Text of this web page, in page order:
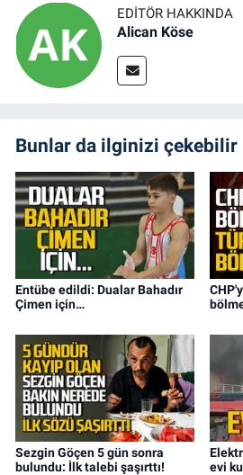
EDITÖR HAKKINDA
Alican Köse
Bunlar da ilginizi çekebilir
Entübe edildi: Dualar Bahadır
Çimen için…
Sezgin Göçen 5 gün sonra
bulundu: İlk talebi şaşırttı!
evi